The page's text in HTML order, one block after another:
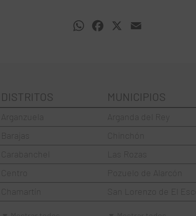
WhatsAppFacebook
DISTRITOS
Arganzuela
Barajas
Carabanchel
Centro
Chamartín
MUNICIPIOS
Arganda del Rey
Chinchón
Las Rozas
Pozuelo de Alarcón
San Lorenzo de El